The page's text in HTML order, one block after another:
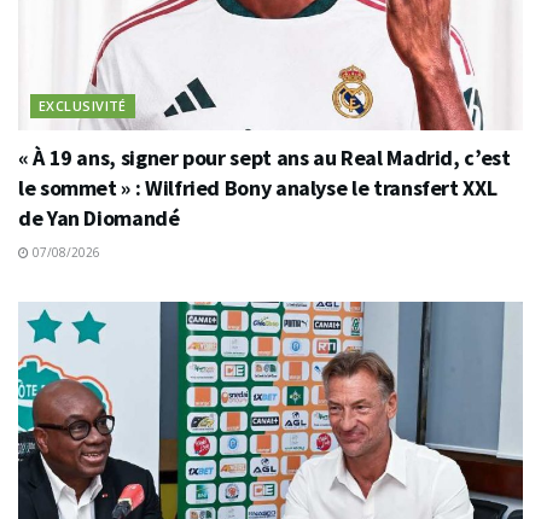
EXCLUSIVITÉ
« À 19 ans, signer pour sept ans au Real Madrid, c’est
le sommet » : Wilfried Bony analyse le transfert XXL
de Yan Diomandé
07/08/2026